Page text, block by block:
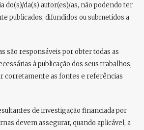
do(s)/da(s) autor(es)/as, não podendo ter
publicados, difundidos ou submetidos a
são responsáveis por obter todas as
à publicação dos seus trabalhos,
corretamente as fontes e referências
de investigação financiada por
devem assegurar, quando aplicável, a